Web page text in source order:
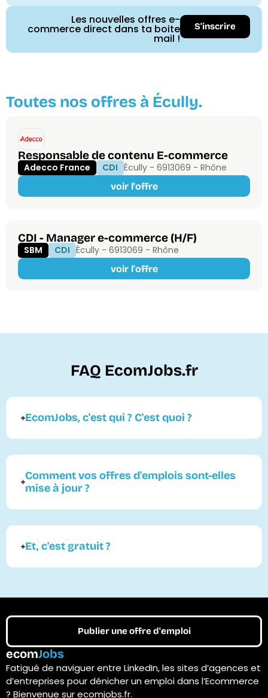
Les nouvelles offres e-
commerce direct dans ta boite
mail !
S'inscrire
Toutes nos offres à Écully.
Responsable de contenu E-commerce
Adecco France CDI Écully - 6913069 - Rhône
voir l'offre
CDI - Manager e-commerce (H/F)
SBM CDI Écully - 6913069 - Rhône
voir l'offre
FAQ EcomJobs.fr
EcomJobs, c'est qui ? C'est quoi ?
Comment vos offres d'emplois sont-elles
mise à jour ?
Et, c'est gratuit ?
ecomJobs
Fatigué de naviguer entre LinkedIn, les sites d’agences et
d’entreprises pour dénicher un emploi dans l’Ecommerce
? Bienvenue sur ecomjobs.fr.
Publier une offre d'emploi